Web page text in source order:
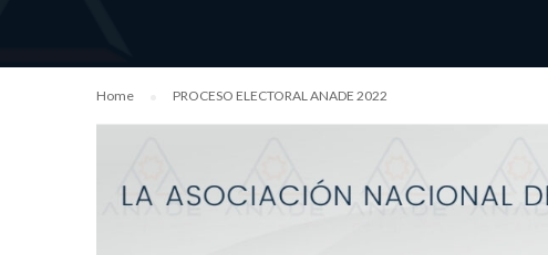
Home PROCESO ELECTORAL ANADE 2022